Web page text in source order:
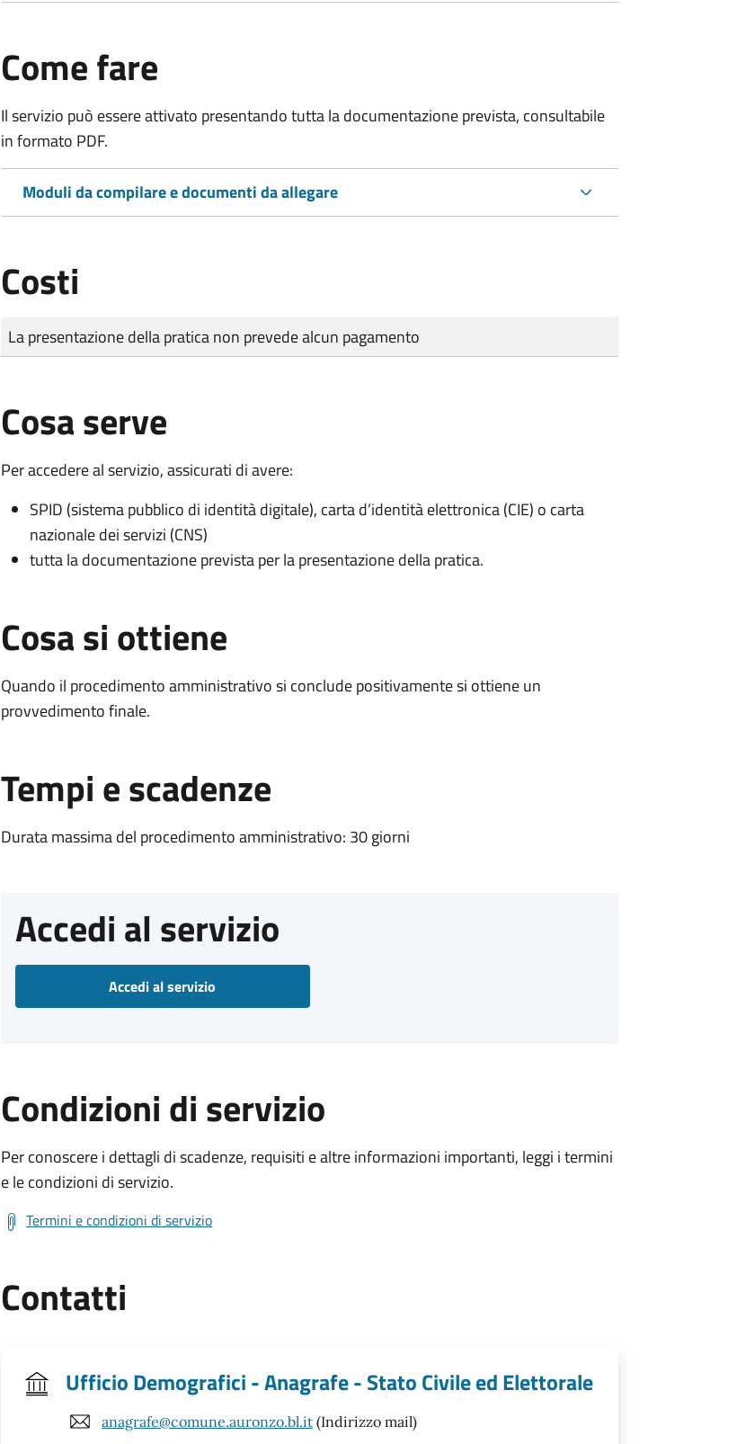
Come fare
Il servizio può essere attivato presentando tutta la documentazione prevista, consultabile
in formato PDF.
Moduli da compilare e documenti da allegare
Costi
Tipo di pagamento
Importo
La presentazione della pratica non prevede alcun pagamento
Cosa serve
Per accedere al servizio, assicurati di avere:
SPID (sistema pubblico di identità digitale), carta d’identità elettronica (CIE) o carta
nazionale dei servizi (CNS)
tutta la documentazione prevista per la presentazione della pratica.
Cosa si ottiene
Quando il procedimento amministrativo si conclude positivamente si ottiene un
provvedimento finale.
Tempi e scadenze
Durata massima del procedimento amministrativo: 30 giorni
Accedi al servizio
Accedi al servizio
Condizioni di servizio
Per conoscere i dettagli di scadenze, requisiti e altre informazioni importanti, leggi i termini
e le condizioni di servizio.
Termini e condizioni di servizio
Contatti
Ufficio Demografici - Anagrafe - Stato Civile ed Elettorale
anagrafe@comune.auronzo.bl.it (Indirizzo mail)